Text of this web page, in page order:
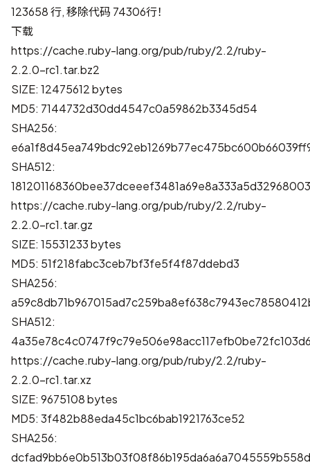
123658 行, 移除代码 74306行！
下载
https://cache.ruby-lang.org/pub/ruby/2.2/ruby-
2.2.0-rc1.tar.bz2
SIZE: 12475612 bytes
MD5: 7144732d30dd4547c0a59862b3345d54
SHA256:
SHA512:
https://cache.ruby-lang.org/pub/ruby/2.2/ruby-
2.2.0-rc1.tar.gz
SIZE: 15531233 bytes
MD5: 51f218fabc3ceb7bf3fe5f4f87ddebd3
SHA256:
SHA512:
https://cache.ruby-lang.org/pub/ruby/2.2/ruby-
2.2.0-rc1.tar.xz
SIZE: 9675108 bytes
MD5: 3f482b88eda45c1bc6bab1921763ce52
SHA256: